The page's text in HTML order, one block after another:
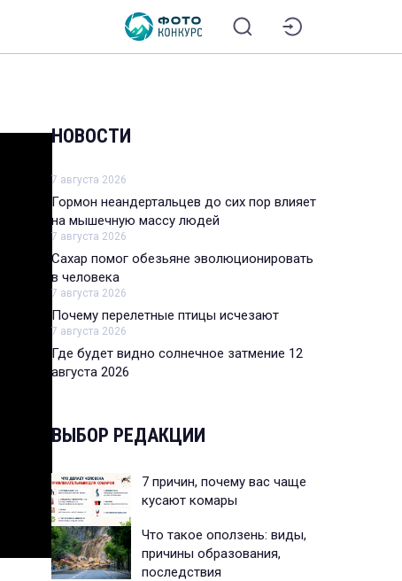
НОВОСТИ
7 августа 2026
Гормон неандертальцев до сих пор влияет
на мышечную массу людей
7 августа 2026
Сахар помог обезьяне эволюционировать
в человека
7 августа 2026
Почему перелетные птицы исчезают
7 августа 2026
Где будет видно солнечное затмение 12
августа 2026
ВЫБОР РЕДАКЦИИ
7 причин, почему вас чаще
кусают комары
Что такое оползень: виды,
причины образования,
последствия